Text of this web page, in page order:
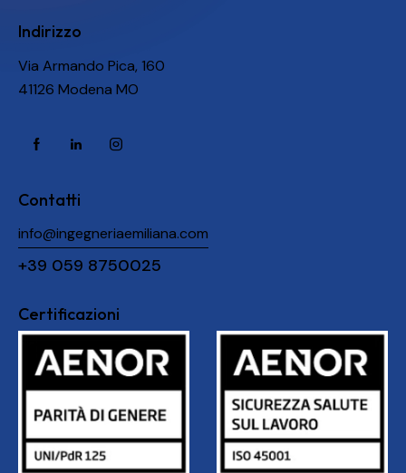
Indirizzo
Via Armando Pica, 160
41126 Modena MO
Contatti
info@ingegneriaemiliana.com
+39 059 8750025
Certificazioni